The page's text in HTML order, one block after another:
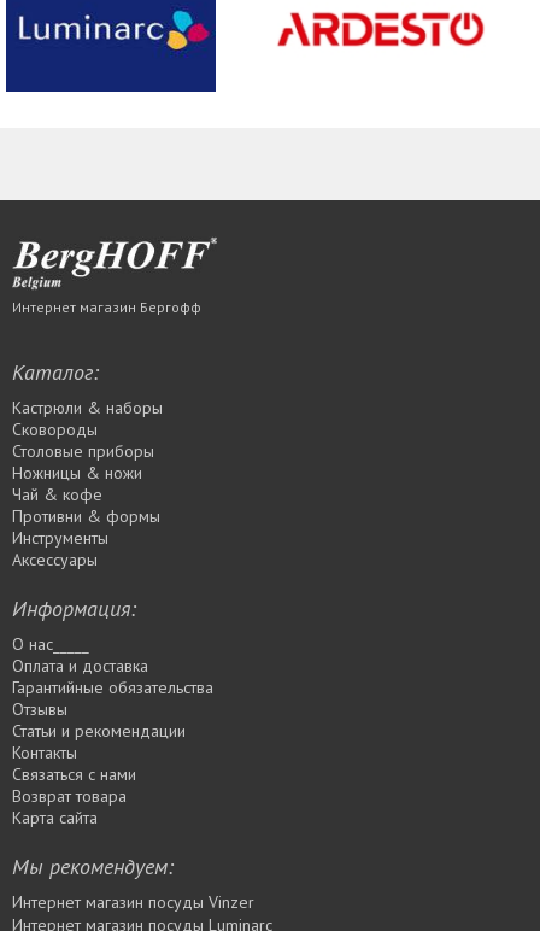
Интернет магазин Бергофф
Каталог:
Кастрюли & наборы
Сковороды
Столовые приборы
Ножницы & ножи
Чай & кофе
Противни & формы
Инструменты
Аксессуары
Информация:
О нас_____
Оплата и доставка
Гарантийные обязательства
Отзывы
Статьи и рекомендации
Контакты
Связаться с нами
Возврат товара
Карта сайта
Мы рекомендуем:
Интернет магазин посуды Vinzer
Интернет магазин посуды Luminarc